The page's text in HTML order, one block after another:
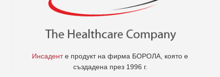
Инсаденте продукт на фирма БОРОЛА , която е
създадена през 1996 г.